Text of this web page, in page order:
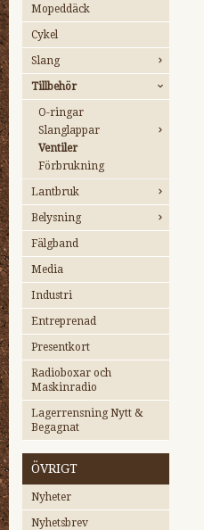
Mopeddäck
Cykel
Slang
Tillbehör
O-ringar
Slanglappar
Ventiler
Förbrukning
Lantbruk
Belysning
Fälgband
Media
Industri
Entreprenad
Presentkort
Radioboxar och
Maskinradio
Lagerrensning Nytt &
Begagnat
ÖVRIGT
Nyheter
Nyhetsbrev